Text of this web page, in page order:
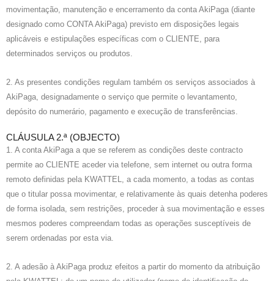
movimentação, manutenção e encerramento da conta AkiPaga (diante
designado como CONTA AkiPaga) previsto em disposições legais
aplicáveis e estipulações específicas com o CLIENTE, para
determinados serviços ou produtos.
2. As presentes condições regulam também os serviços associados à
AkiPaga, designadamente o serviço que permite o levantamento,
depósito do numerário, pagamento e execução de transferências.
CLÁUSULA 2.ª (OBJECTO)
1. A conta AkiPaga a que se referem as condições deste contracto
permite ao CLIENTE aceder via telefone, sem internet ou outra forma
remoto definidas pela KWATTEL, a cada momento, a todas as contas
que o titular possa movimentar, e relativamente às quais detenha poderes
de forma isolada, sem restrições, proceder à sua movimentação e esses
mesmos poderes compreendam todas as operações susceptíveis de
serem ordenadas por esta via.
2. A adesão à AkiPaga produz efeitos a partir do momento da atribuição